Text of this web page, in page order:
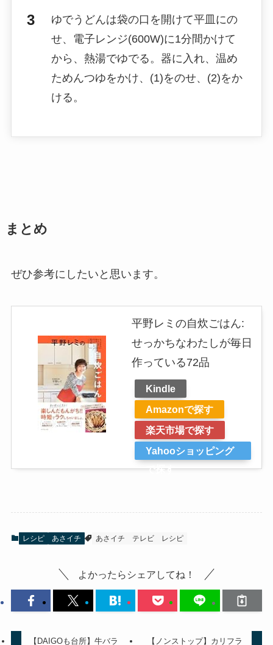
ゆでうどんは袋の口を開けて平皿にの
せ、電子レンジ(600W)に1分間かけて
から、熱湯でゆでる。器に入れ、温め
ためんつゆをかけ、(1)をのせ、(2)をか
ける。
まとめ
ぜひ参考にしたいと思います。
平野レミの自炊ごはん:
せっかちなわたしが毎日
作っている72品
Kindle
Amazonで探す
楽天市場で探す
Yahooショッピング
で探す
レシピ あさイチ あさイチ テレビ レシピ
よかったらシェアしてね！
【DAIGOも台所】牛バラ
【ノンストップ】カリフラ